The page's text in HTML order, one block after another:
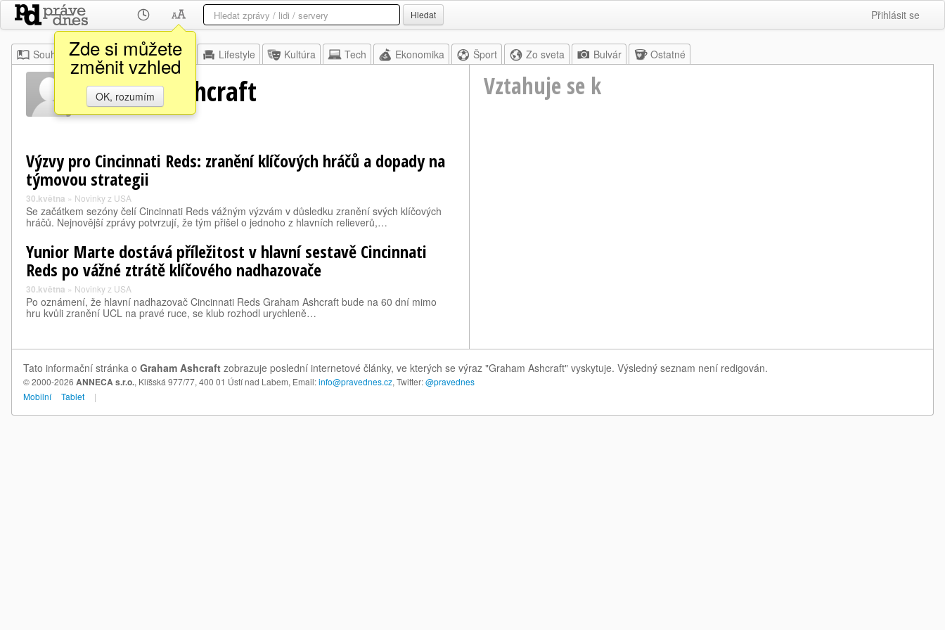
Zde si můžete
změnit vzhled
OK, rozumím
Hledat Přihlásit se
Souhrn Moje Z domova Lifestyle Kultúra Tech Ekonomika Šport Zo sveta Bulvár Ostatné
Graham Ashcraft Vztahuje se k
Výzvy pro Cincinnati Reds: zranění klíčových hráčů a dopady na
týmovou strategii
30.května » Novinky z USA
Se začátkem sezóny čelí Cincinnati Reds vážným výzvám v důsledku zranění svých klíčových
hráčů. Nejnovější zprávy potvrzují, že tým přišel o jednoho z hlavních relieverů,…
Yunior Marte dostává příležitost v hlavní sestavě Cincinnati
Reds po vážné ztrátě klíčového nadhazovače
30.května » Novinky z USA
Po oznámení, že hlavní nadhazovač Cincinnati Reds Graham Ashcraft bude na 60 dní mimo
hru kvůli zranění UCL na pravé ruce, se klub rozhodl urychleně…
Tato informační stránka o Graham Ashcraft zobrazuje poslední internetové články, ve kterých se výraz "Graham Ashcraft" vyskytuje. Výsledný seznam není redigován.
© 2000-2026 ANNECA s.r.o., Klíšská 977/77, 400 01 Ústí nad Labem, Email:info@pravednes.cz, Twitter:@pravednes
Mobilní
Tablet |